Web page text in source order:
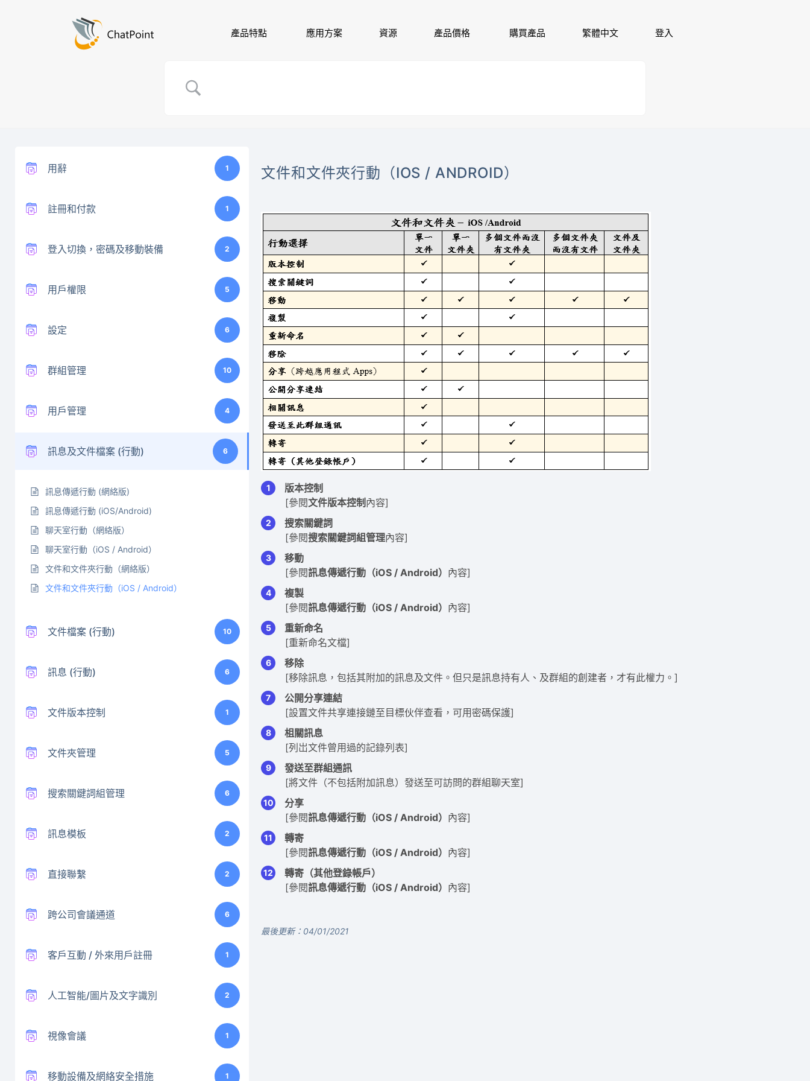
產品特點 應用方案 資源 產品價格 購買產品 繁體中文 登入
用辭 1
註冊和付款 1
登入切換，密碼及移動裝備 2
用戶權限 5
設定 6
群組管理 10
用戶管理 4
訊息及文件檔案 (行動) 6
訊息傳遞行動 (網絡版)
訊息傳遞行動 (iOS/Android)
聊天室行動（網絡版）
聊天室行動（iOS / Android）
文件和文件夾行動（網絡版）
文件和文件夾行動（iOS / Android）
文件檔案 (行動) 10
訊息 (行動) 6
文件版本控制 1
文件夾管理 5
搜索關鍵詞組管理 6
訊息模板 2
直接聯繫 2
跨公司會議通道 6
客戶互動 / 外來用戶註冊 1
人工智能/圖片及文字識別 2
視像會議 1
移動設備及網絡安全措施 1
文件和文件夾行動（IOS / ANDROID）
版本控制
[參閱文件版本控制 內容]
搜索關鍵詞
[參閱搜索關鍵詞組管理內容]
移動
[參閱訊息傳遞行動（iOS / Android） 內容]
複製
[參閱訊息傳遞行動（iOS / Android） 內容]
重新命名
[重新命名文檔]
移除
[移除訊息，包括其附加的訊息及文件。但只是訊息持有人、及群組的創建者，才有此權力。]
公開分享連結
[設置文件共享連接鏈至目標伙伴查看，可用密碼保護]
柤關訊息
[列岀文件曾用過的記錄列表]
發送至群組通訊
[將文件（不包括附加訊息）發送至可訪問的群組聊天室]
分享
[參閱訊息傳遞行動（iOS / Android） 內容]
轉寄
[參閱訊息傳遞行動（iOS / Android） 內容]
轉寄（其他登錄帳戶）
[參閱訊息傳遞行動（iOS / Android） 內容]
最後更新：04/01/2021